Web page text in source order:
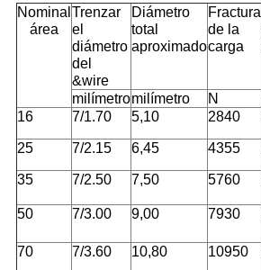
Nominal
área
Trenzar
el
diámetro
del
&wire
Diámetro
total
aproximado
Fractura
de la
carga
milímetromilímetro N
16
7/1.70 5,10 2840
25 7/2.15 6,45 4355
35 7/2.50 7,50 5760
50 7/3.00 9,00 7930
70 7/3.60 10,80 10950